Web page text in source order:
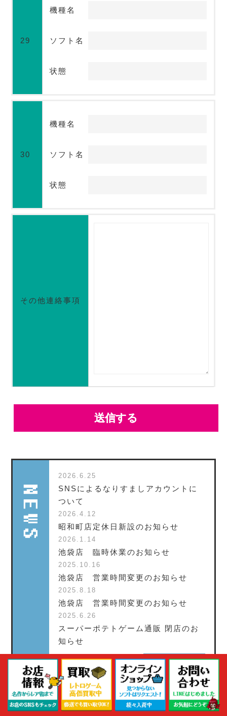
29
機種名
ソフト名
状態
30
機種名
ソフト名
状態
その他連絡事項
2026.6.25
SNSによるなりすましアカウントに
ついて
2026.4.12
昭和町店定休日新設のお知らせ
2026.1.14
池袋店 臨時休業のお知らせ
2025.10.16
池袋店 営業時間変更のお知らせ
2025.8.18
池袋店 営業時間変更のお知らせ
2025.6.26
スーパーポテトゲーム通販 閉店のお
知らせ
お知らせ一覧